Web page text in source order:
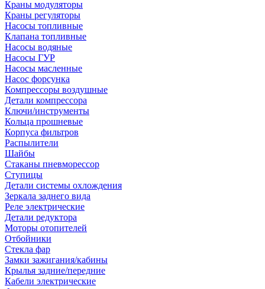
Краны модуляторы
Краны регуляторы
Насосы топливные
Клапана топливные
Насосы водяные
Насосы ГУР
Насосы масленные
Насос форсунка
Компрессоры воздушные
Детали компрессора
Ключи/инструменты
Кольца прошневые
Корпуса фильтров
Распылители
Шайбы
Стаканы пневморессор
Ступицы
Детали системы охлождения
Зеркала заднего вида
Реле электрические
Детали редуктора
Моторы отопителей
Отбойники
Стекла фар
Замки зажигания/кабины
Крылья задние/передние
Кабели электрические